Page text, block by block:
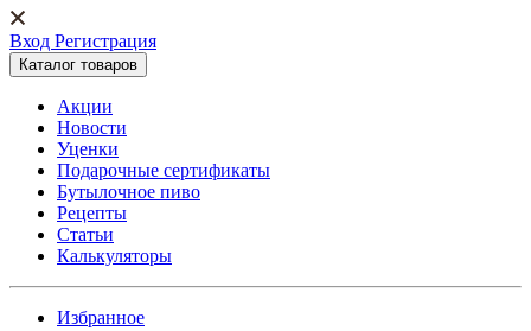
Вход Регистрация
Каталог товаров
Акции
Новости
Уценки
Подарочные сертификаты
Бутылочное пиво
Рецепты
Статьи
Калькуляторы
Избранное